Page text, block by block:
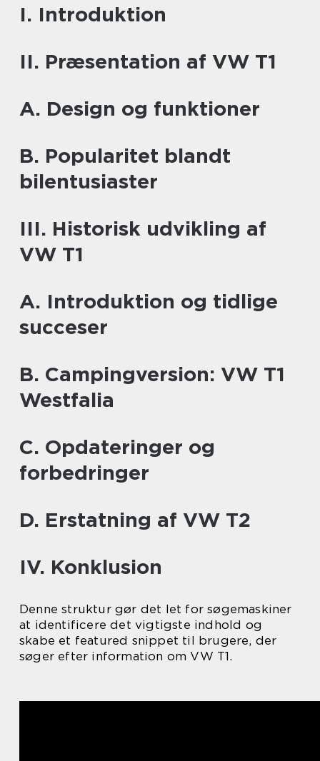
I. Introduktion
II. Præsentation af VW T1
A. Design og funktioner
B. Popularitet blandt
bilentusiaster
III. Historisk udvikling af
VW T1
A. Introduktion og tidlige
succeser
B. Campingversion: VW T1
Westfalia
C. Opdateringer og
forbedringer
D. Erstatning af VW T2
IV. Konklusion
Denne struktur gør det let for søgemaskiner
at identificere det vigtigste indhold og
skabe et featured snippet til brugere, der
søger efter information om VW T1.